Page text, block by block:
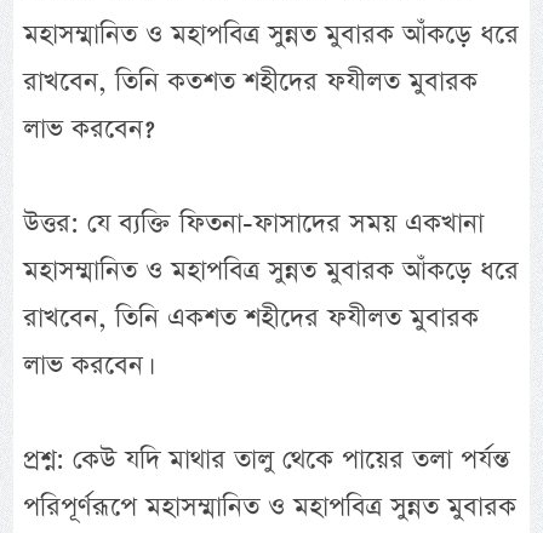
মহাসম্মানিত ও মহাপবিত্র সুন্নত মুবারক আঁকড়ে ধরে
রাখবেন, তিনি কতশত শহীদের ফযীলত মুবারক
লাভ করবেন?
উত্তর: যে ব্যক্তি ফিতনা-ফাসাদের সময় একখানা
মহাসম্মানিত ও মহাপবিত্র সুন্নত মুবারক আঁকড়ে ধরে
রাখবেন, তিনি একশত শহীদের ফযীলত মুবারক
লাভ করবেন।
প্রশ্ন: কেউ যদি মাথার তালু থেকে পায়ের তলা পর্যন্ত
পরিপূর্ণরূপে মহাসম্মানিত ও মহাপবিত্র সুন্নত মুবারক